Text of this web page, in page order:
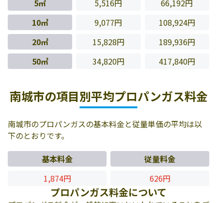
5㎥
5,516円
66,192円
10㎥
9,077円
108,924円
20㎥
15,828円
189,936円
50㎥
34,820円 417,840円
南城市の項目別平均プロパンガス料金
南城市のプロパンガスの基本料金と従量単価の平均は以
下のとおりです。
基本料金
従量料金
1,874円
626円
プロパンガス料金について